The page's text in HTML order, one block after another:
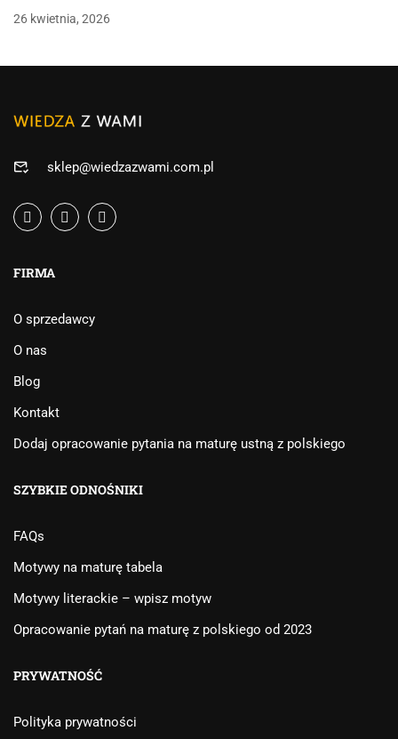
26 kwietnia, 2026
sklep@wiedzazwami.com.pl
FIRMA
O sprzedawcy
O nas
Blog
Kontakt
Dodaj opracowanie pytania na maturę ustną z polskiego
SZYBKIE ODNOŚNIKI
FAQs
Motywy na maturę tabela
Motywy literackie – wpisz motyw
Opracowanie pytań na maturę z polskiego od 2023
PRYWATNOŚĆ
Polityka prywatności